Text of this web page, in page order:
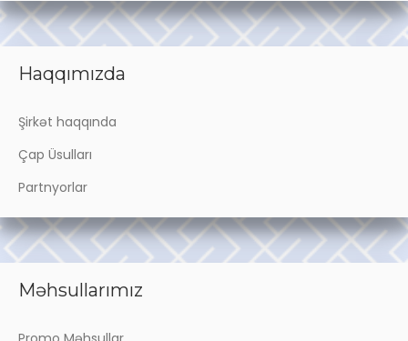
Haqqımızda
Şirkət haqqında
Çap Üsulları
Partnyorlar
Məhsullarımız